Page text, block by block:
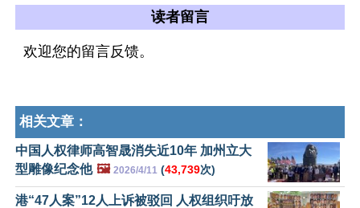
读者留言
欢迎您的留言反馈。
相关文章：
中国人权律师高智晟消失近10年 加州立大
型雕像纪念他 🖼️ 2026/4/11 (43,739次)
港“47人案”12人上诉被驳回 人权组织吁放